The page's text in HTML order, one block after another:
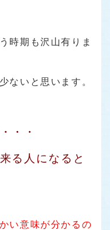
時期も沢山有りま
ないと思います。
・・
る人になると
い意味が分かるの